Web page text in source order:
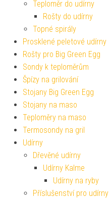
Teploměr do udírny
Rošty do udírny
Topné spirály
Prosklené peletové udírny
Rošty pro Big Green Egg
Sondy k teploměrům
Špízy na grilování
Stojany Big Green Egg
Stojany na maso
Teploměry na maso
Termosondy na gril
Udírny
Dřevěné udírny
Udírny Kalme
Udírny na ryby
Příslušenství pro udírny